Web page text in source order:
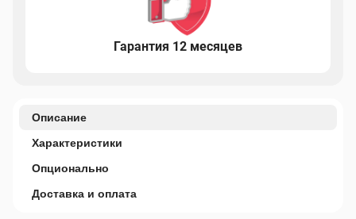
Гарантия 12 месяцев
Описание
Характеристики
Опционально
Доставка и оплата